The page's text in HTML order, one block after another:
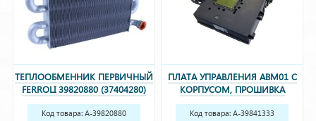
ТЕПЛООБМЕННИК ПЕРВИЧНЫЙ
FERROLI 39820880 (37404280)
Код товара: A-39820880
ПЛАТА УПРАВЛЕНИЯ ABM01 С
КОРПУСОМ, ПРОШИВКА
FERROLI 39841333 (39841332,
38325440, 38325442, 38325443)
Код товара: A-39841333